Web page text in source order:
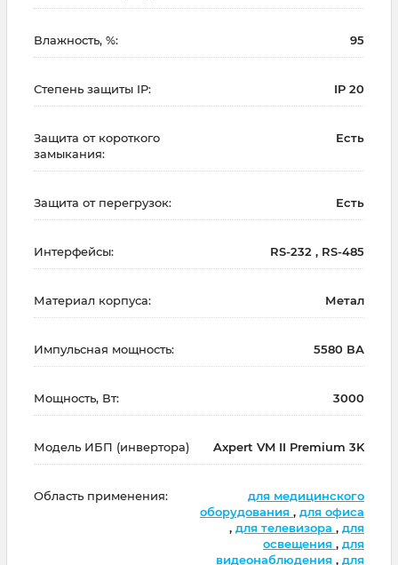
Влажность, %: 95
Степень защиты IP: IP 20
Защита от короткого
замыкания:
Есть
Защита от перегрузок: Есть
Интерфейсы: RS-232 , RS-485
Материал корпуса: Метал
Импульсная мощность: 5580 ВА
Мощность, Вт: 3000
Модель ИБП (инвертора) Axpert VM II Premium 3K
Область применения:
для медицинского
оборудования , для офиса
, для телевизора , для
освещения , для
видеонаблюдения , для